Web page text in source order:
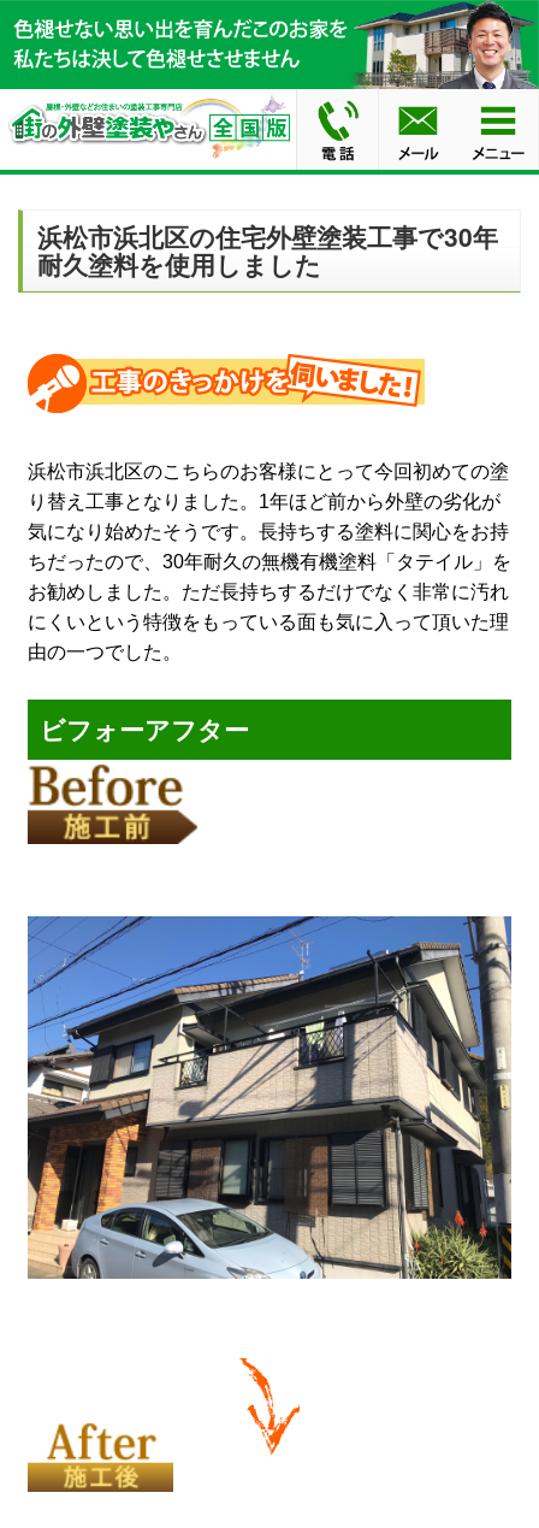
浜松市浜北区の住宅外壁塗装工事で30年
耐久塗料を使用しました
浜松市浜北区のこちらのお客様にとって今回初めての塗
り替え工事となりました。1年ほど前から外壁の劣化が
気になり始めたそうです。長持ちする塗料に関心をお持
ちだったので、30年耐久の無機有機塗料「タテイル」を
お勧めしました。ただ長持ちするだけでなく非常に汚れ
にくいという特徴をもっている面も気に入って頂いた理
由の一つでした。
ビフォーアフター